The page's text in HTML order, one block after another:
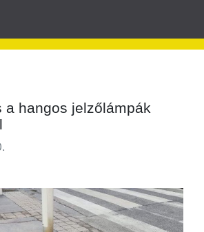
a hangos jelzőlámpák